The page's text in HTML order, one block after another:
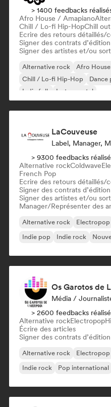
> 1400 feedbacks
Afro House / Amapiano
Chill / Lo-fi Hip-HopChill out
Ecrire des retours détaillés/
Signer des contrats
Signer des artistes et/ou
Alternative rock Afro
Chill / Lo-fi Hip-Hop
Dance
Indie folk
Instrumental
LaCouveuse
Label, Manager,
> 9300 feedbacks
Alternative rockColdwave
French Pop
Ecrire des retours détaillés/
Signer des contrats
Signer des artistes et/ou
Manager/Représenter des
Alternative rock Electropop
Indie pop
Indie rock
Média /
> 2600 feedbacks
Alternative rockElectropop
Écrire des articles
Signer des contrats
Alternative rock Electropop
Indie rock
Pop international